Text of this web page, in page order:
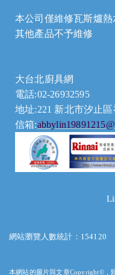
本公司僅維修瓦斯爐
其他產品不予維修
大台北廚具網
電話:02-26932595
地址:221 新北市汐止
信箱:
網站瀏覽人數統計：154120
本網站的圖片與文章Copyright©，